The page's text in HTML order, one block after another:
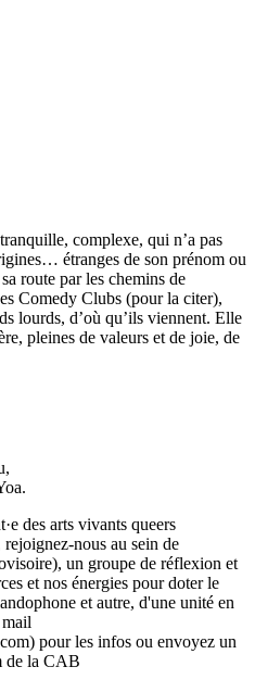
complexe, qui n’a pas
étranges de son prénom ou
route par les chemins de
Comedy Clubs (pour la citer),
lourds, d’où qu’ils viennent. Elle
pleines de valeurs et de joie, de
des arts vivants queers
nous au sein de
un groupe de réflexion et
et nos énergies pour doter le
et autre, d'une unité en
pour les infos ou envoyez un
de la CAB